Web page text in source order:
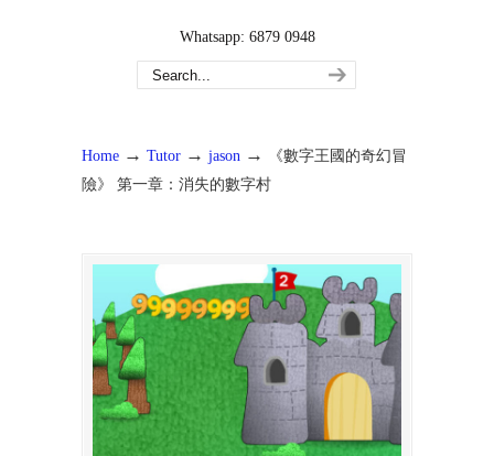
Whatsapp: 6879 0948
Home → Tutor → jason →
《數字王國的奇幻冒
險》 第一章：消失的數字村